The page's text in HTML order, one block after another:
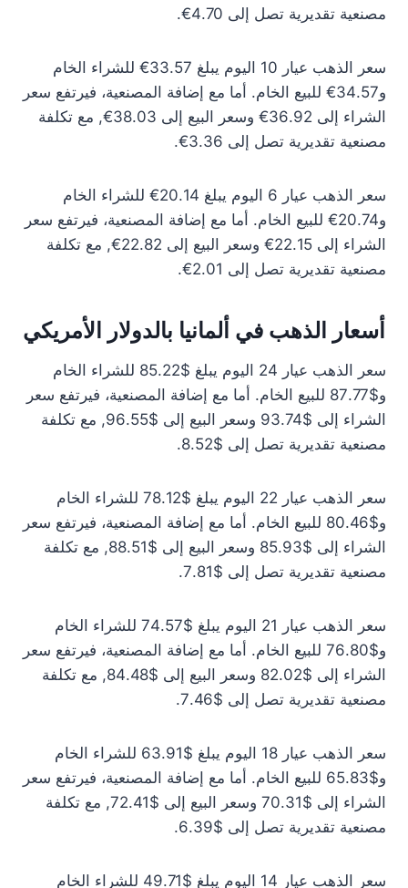
مصنعية تقديرية تصل إلى 4.70€.
سعر الذهب عيار 10 اليوم يبلغ 33.57€ للشراء الخام
و34.57€ للبيع الخام. أما مع إضافة المصنعية، فيرتفع سعر
الشراء إلى 36.92€ وسعر البيع إلى 38.03€, مع تكلفة
مصنعية تقديرية تصل إلى 3.36€.
سعر الذهب عيار 6 اليوم يبلغ 20.14€ للشراء الخام
و20.74€ للبيع الخام. أما مع إضافة المصنعية، فيرتفع سعر
الشراء إلى 22.15€ وسعر البيع إلى 22.82€, مع تكلفة
مصنعية تقديرية تصل إلى 2.01€.
أسعار الذهب في ألمانيا بالدولار الأمريكي
سعر الذهب عيار 24 اليوم يبلغ $85.22 للشراء الخام
و$87.77 للبيع الخام. أما مع إضافة المصنعية، فيرتفع سعر
الشراء إلى $93.74 وسعر البيع إلى $96.55, مع تكلفة
مصنعية تقديرية تصل إلى $8.52.
سعر الذهب عيار 22 اليوم يبلغ $78.12 للشراء الخام
و$80.46 للبيع الخام. أما مع إضافة المصنعية، فيرتفع سعر
الشراء إلى $85.93 وسعر البيع إلى $88.51, مع تكلفة
مصنعية تقديرية تصل إلى $7.81.
سعر الذهب عيار 21 اليوم يبلغ $74.57 للشراء الخام
و$76.80 للبيع الخام. أما مع إضافة المصنعية، فيرتفع سعر
الشراء إلى $82.02 وسعر البيع إلى $84.48, مع تكلفة
مصنعية تقديرية تصل إلى $7.46.
سعر الذهب عيار 18 اليوم يبلغ $63.91 للشراء الخام
و$65.83 للبيع الخام. أما مع إضافة المصنعية، فيرتفع سعر
الشراء إلى $70.31 وسعر البيع إلى $72.41, مع تكلفة
مصنعية تقديرية تصل إلى $6.39.
سعر الذهب عيار 14 اليوم يبلغ $49.71 للشراء الخام